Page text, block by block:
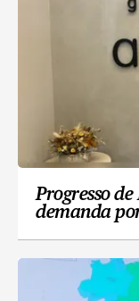
Progresso
demanda